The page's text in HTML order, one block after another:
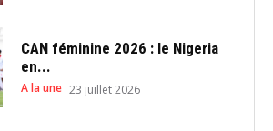
CAN féminine 2026 : le Nigeria
en...
A la une 23 juillet 2026